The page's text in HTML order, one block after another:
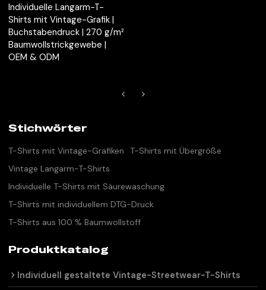
Individuelle Langarm-T-
Shirts mit Vintage-Grafik |
Buchstabendruck | 270 g/m²
Baumwollstrickgewebe |
OEM & ODM
Stichwörter
T-Shirts mit Vintage-Grafiken
T-Shirts mit Übergröße
Vintage Langarm-T-Shirts
Individuelle T-Shirts mit Säurewaschung
T-Shirts mit individuellem DTG-Druck
T-Shirts aus 100 % Baumwollstoff
Produktkatalog
Individuell gestaltete Vintage-Streetwear-T-Shirts